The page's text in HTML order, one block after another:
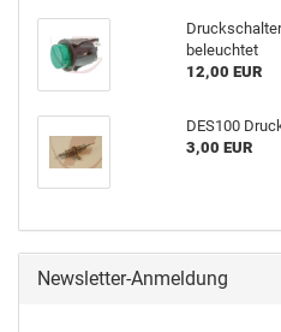
beleuchtet
12,00 EUR
DES100
3,00 EUR
Newsletter-Anmeldung